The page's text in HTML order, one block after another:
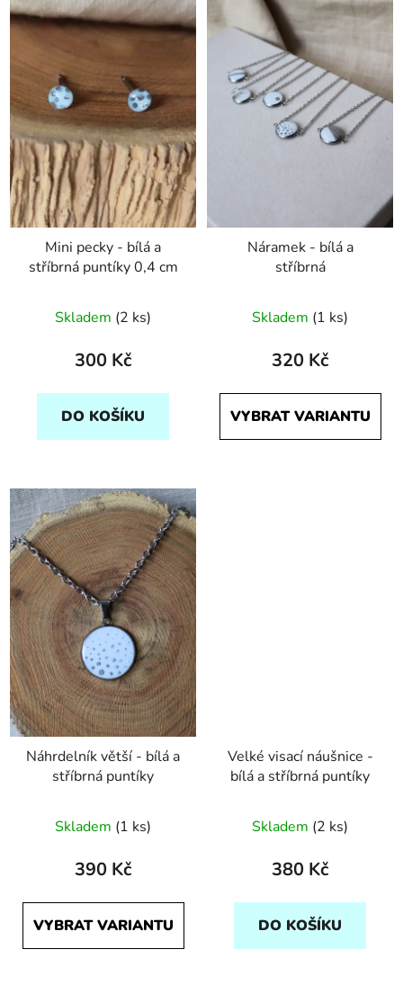
Mini pecky - bílá a
stříbrná puntíky 0,4 cm
Skladem (2 ks)
300 Kč
DO KOŠÍKU
Náramek - bílá a
stříbrná
Skladem (1 ks)
320 Kč
VYBRAT VARIANTU
Náhrdelník větší - bílá a
stříbrná puntíky
hodnocení
produktu
5,0
z
Skladem (1 ks)
390 Kč
VYBRAT VARIANTU
Velké visací náušnice -
bílá a stříbrná puntíky
Skladem (2 ks)
380 Kč
DO KOŠÍKU